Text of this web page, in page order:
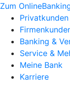
Zum
Privatkunden
Banking &
Service &
Meine Bank
Karriere